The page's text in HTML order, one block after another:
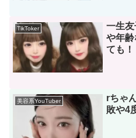
TikToker
一生
や年
ても！
美容系YouTuber
rちゃ
敗や4